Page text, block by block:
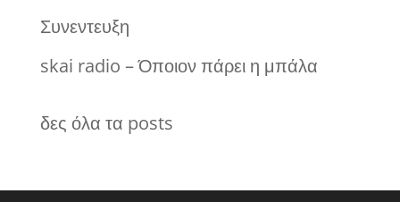
Συνεντευξη
skai radio – Όποιον πάρει η μπάλα
δες όλα τα posts